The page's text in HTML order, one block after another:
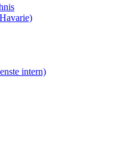
intern)